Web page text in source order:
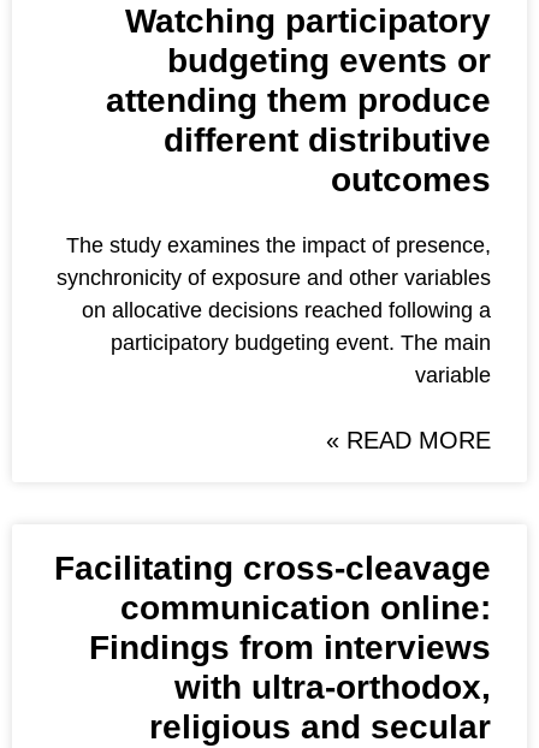
Watching
budgeting
attending
different
The study examines the
synchronicity of exposure
on allocative decisions
participatory budgeting
Facilitating
Findings from
with ultra-
religious